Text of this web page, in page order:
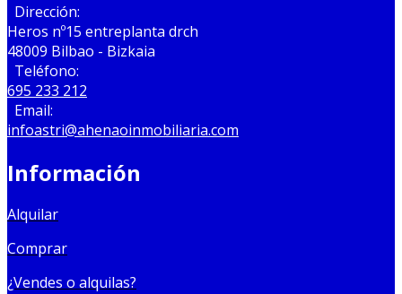
Dirección:
Heros nº15 entreplanta drch
48009 Bilbao - Bizkaia
Teléfono:
695 233 212
Email:
infoastri@ahenaoinmobiliaria.com
Información
Alquilar
Comprar
¿Vendes o alquilas?